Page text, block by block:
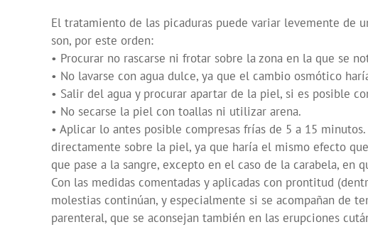
El tratamiento de las picaduras puede variar levemente de
son, por este orden:
• Procurar no rascarse ni frotar sobre la zona en la que se
• No lavarse con agua dulce, ya que el cambio osmótico
• Salir del agua y procurar apartar de la piel, si es posible
• No secarse la piel con toallas ni utilizar arena.
• Aplicar lo antes posible compresas frías de 5 a 15
directamente sobre la piel, ya que haría el mismo efecto
que pase a la sangre, excepto en el caso de la carabela, en
Con las medidas comentadas y aplicadas con prontitud
molestias continúan, y especialmente si se acompañan de
parenteral, que se aconsejan también en las erupciones